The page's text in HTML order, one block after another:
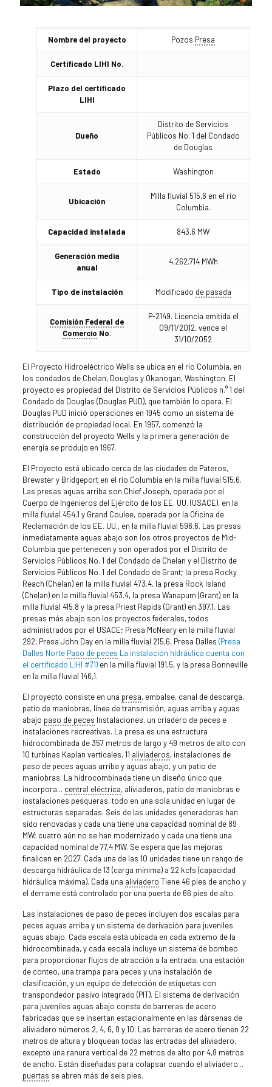
Nombre del proyecto Pozos Presa
Certificado LIHI No.
Plazo del certificado
LIHI
Dueño
Distrito de Servicios
Públicos No. 1 del Condado
de Douglas
Estado Washington
Ubicación
Milla fluvial 515,6 en el río
Columbia.
Capacidad instalada 843,6 MW
Generación media
anual
4.262.714 MWh
Tipo de instalación Modificado de pasada
Comisión Federal de
Comercio No.
P-2149. Licencia emitida el
09/11/2012, vence el
31/10/2052
El Proyecto Hidroeléctrico Wells se ubica en el río Columbia, en
los condados de Chelan, Douglas y Okanogan, Washington. El
proyecto es propiedad del Distrito de Servicios Públicos n.° 1 del
Condado de Douglas (Douglas PUD), que también lo opera. El
Douglas PUD inició operaciones en 1945 como un sistema de
distribución de propiedad local. En 1957, comenzó la
construcción del proyecto Wells y la primera generación de
energía se produjo en 1967.
El Proyecto está ubicado cerca de las ciudades de Pateros,
Brewster y Bridgeport en el río Columbia en la milla fluvial 515.6.
Las presas aguas arriba son Chief Joseph, operada por el
Cuerpo de Ingenieros del Ejército de los EE. UU. (USACE), en la
milla fluvial 454.1 y Grand Coulee, operada por la Oficina de
Reclamación de los EE. UU., en la milla fluvial 596.6. Las presas
inmediatamente aguas abajo son los otros proyectos de Mid-
Columbia que pertenecen y son operados por el Distrito de
Servicios Públicos No. 1 del Condado de Chelan y el Distrito de
Servicios Públicos No. 1 del Condado de Grant; la presa Rocky
Reach (Chelan) en la milla fluvial 473.4, la presa Rock Island
(Chelan) en la milla fluvial 453.4, la presa Wanapum (Grant) en la
milla fluvial 415.8 y la presa Priest Rapids (Grant) en 397.1. Las
presas más abajo son los proyectos federales, todos
administrados por el USACE; Presa McNeary en la milla fluvial
292, Presa John Day en la milla fluvial 215,6, Presa Dalles (Presa
Dalles Norte Paso de peces La instalación hidráulica cuenta con
el certificado LIHI #71)en la milla fluvial 191,5, y la presa Bonneville
en la milla fluvial 146,1.
El proyecto consiste en una presa, embalse, canal de descarga,
patio de maniobras, línea de transmisión, aguas arriba y aguas
abajo paso de peces Instalaciones, un criadero de peces e
instalaciones recreativas. La presa es una estructura
hidrocombinada de 357 metros de largo y 49 metros de alto con
10 turbinas Kaplan verticales, 11 aliviaderos, instalaciones de
paso de peces aguas arriba y aguas abajo, y un patio de
maniobras. La hidrocombinada tiene un diseño único que
incorpora... central eléctrica, aliviaderos, patio de maniobras e
instalaciones pesqueras, todo en una sola unidad en lugar de
estructuras separadas. Seis de las unidades generadoras han
sido renovadas y cada una tiene una capacidad nominal de 89
MW; cuatro aún no se han modernizado y cada una tiene una
capacidad nominal de 77,4 MW. Se espera que las mejoras
finalicen en 2027. Cada una de las 10 unidades tiene un rango de
descarga hidráulica de 13 (carga mínima) a 22 kcfs (capacidad
hidráulica máxima). Cada una aliviadero Tiene 46 pies de ancho y
el derrame está controlado por una puerta de 66 pies de alto.
Las instalaciones de paso de peces incluyen dos escalas para
peces aguas arriba y un sistema de derivación para juveniles
aguas abajo. Cada escala está ubicada en cada extremo de la
hidrocombinada, y cada escala incluye un sistema de bombeo
para proporcionar flujos de atracción a la entrada, una estación
de conteo, una trampa para peces y una instalación de
clasificación, y un equipo de detección de etiquetas con
transpondedor pasivo integrado (PIT). El sistema de derivación
para juveniles aguas abajo consta de barreras de acero
fabricadas que se insertan estacionalmente en las dársenas de
aliviadero números 2, 4, 6, 8 y 10. Las barreras de acero tienen 22
metros de altura y bloquean todas las entradas del aliviadero,
excepto una ranura vertical de 22 metros de alto por 4,8 metros
de ancho. Están diseñadas para colapsar cuando el aliviadero...
puertas se abren más de seis pies.